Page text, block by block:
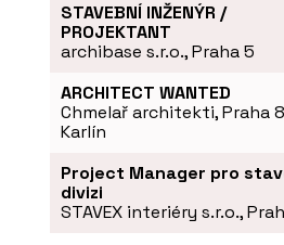
STAVEBNÍ INŽENÝR /
PROJEKTANT
archibase s.r.o., Praha 5
ARCHITECT WANTED
Chmelař architekti, Praha
Karlín
Project Manager pro
divizi
STAVEX interiéry s.r.o.,